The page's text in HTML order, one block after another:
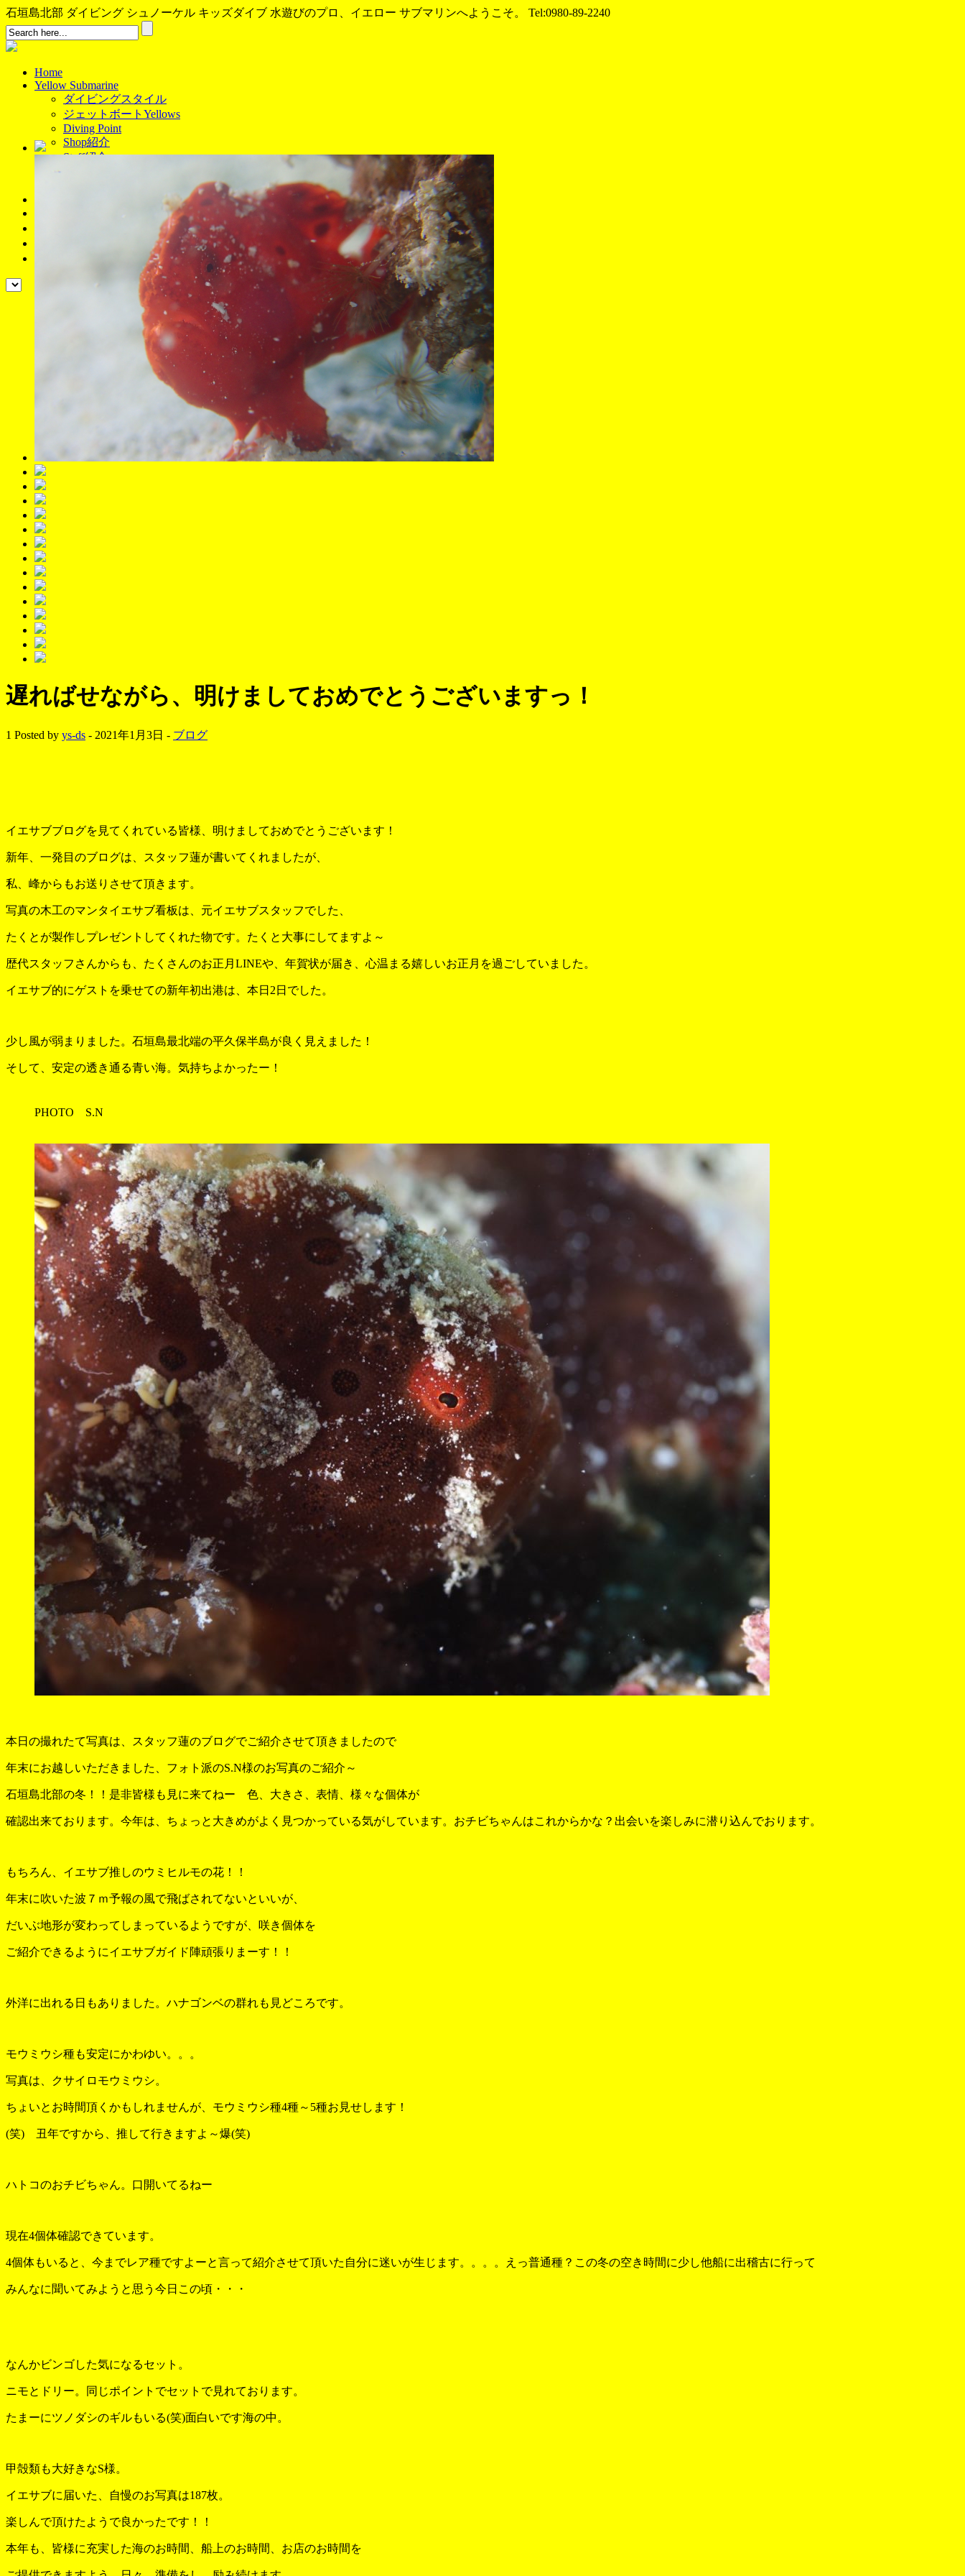
石垣島北部 ダイビング シュノーケル キッズダイブ 水遊びのプロ、イエロー サブマリンへようこそ。 Tel:0980-89-2240
Home
Yellow Submarine
ダイビングスタイル
ジェットボートYellows
Diving Point
Shop紹介
Staff紹介
遅ればせながら、明けましておめでとうございますっ！
1 Posted by ys-ds - 2021年1月3日 - ブログ
イエサブブログを見てくれている皆様、明けましておめでとうございます！
新年、一発目のブログは、スタッフ蓮が書いてくれましたが、
私、峰からもお送りさせて頂きます。
写真の木工のマンタイエサブ看板は、元イエサブスタッフでした、
たくとが製作しプレゼントしてくれた物です。たくと大事にしてますよ～
歴代スタッフさんからも、たくさんのお正月LINEや、年賀状が届き、心温まる嬉しいお正月を過ごしていました。
イエサブ的にゲストを乗せての新年初出港は、本日2日でした。
少し風が弱まりました。石垣島最北端の平久保半島が良く見えました！
そして、安定の透き通る青い海。気持ちよかったー！
PHOTO S.N
本日の撮れたて写真は、スタッフ蓮のブログでご紹介させて頂きましたので
年末にお越しいただきました、フォト派のS.N様のお写真のご紹介～
石垣島北部の冬！！是非皆様も見に来てねー 色、大きさ、表情、様々な個体が
確認出来ております。今年は、ちょっと大きめがよく見つかっている気がしています。おチビちゃんはこれからかな？出会いを楽しみに潜り込んでおります。
もちろん、イエサブ推しのウミヒルモの花！！
年末に吹いた波７ｍ予報の風で飛ばされてないといいが、
だいぶ地形が変わってしまっているようですが、咲き個体を
ご紹介できるようにイエサブガイド陣頑張りまーす！！
外洋に出れる日もありました。ハナゴンベの群れも見どころです。
モウミウシ種も安定にかわゆい。。。
写真は、クサイロモウミウシ。
ちょいとお時間頂くかもしれませんが、モウミウシ種4種～5種お見せします！
(笑) 丑年ですから、推して行きますよ～爆(笑)
ハトコのおチビちゃん。口開いてるねー
現在4個体確認できています。
4個体もいると、今までレア種ですよーと言って紹介させて頂いた自分に迷いが生じます。。。。えっ普通種？この冬の空き時間に少し他船に出稽古に行って
みんなに聞いてみようと思う今日この頃・・・
なんかビンゴした気になるセット。
ニモとドリー。同じポイントでセットで見れております。
たまーにツノダシのギルもいる(笑)面白いです海の中。
甲殻類も大好きなS様。
イエサブに届いた、自慢のお写真は187枚。
楽しんで頂けたようで良かったです！！
本年も、皆様に充実した海のお時間、船上のお時間、お店のお時間を